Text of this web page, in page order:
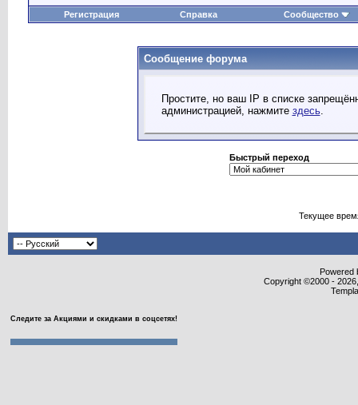
Регистрация Справка Сообщество
Сообщение форума
Простите, но ваш IP в списке
администрацией, нажмите здесь.
Быстрый переход
Текущее
Powered
Copyright ©2000 -
Следите за Акциями и скидками в соцсетях!